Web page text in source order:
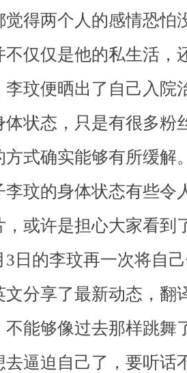
觉得两个人的感情恐怕
不仅仅是他的私生活，
李玟便晒出了自己入院
体状态，只是有很多粉
方式确实能够有所缓解
李玟的身体状态有些令
，或许是担心大家看到
3日的李玟再一次将自
文分享了最新动态，翻
不能够像过去那样跳舞
去逼迫自己了，要听话